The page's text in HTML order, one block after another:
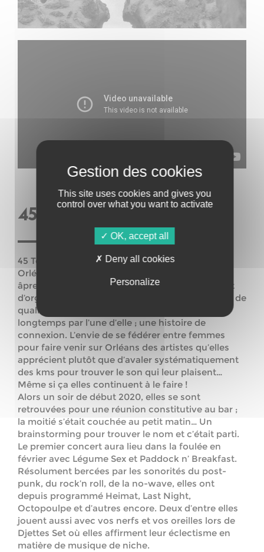
45 TOURS DE POITRINE
45 Tours de Poitrine est un collectif de Grrrlz sur
Orléans. Sans prétentions et dans un esprit DIY
âprement revendiqué, l’objectif de ces 4 filles est
d’organiser des évènements à caractère musical de
qualité et festif ! Une histoire mûrie depuis
longtemps par l’une d’elle ; une histoire de
connexion. L’envie de se fédérer entre femmes
pour faire venir sur Orléans des artistes qu’elles
apprécient plutôt que d’avaler systématiquement
des kms pour trouver le son qui leur plaisent…
Même si ça elles continuent à le faire !
Alors un soir de début 2020, elles se sont
retrouvées pour une réunion constitutive au bar ;
la moitié s’était couchée au petit matin… Un
brainstorming pour trouver le nom et c’était parti.
Le premier concert aura lieu dans la foulée en
février avec Légume Sex et Paddock n’ Breakfast.
Résolument bercées par les sonorités du post-
punk, du rock’n roll, de la no-wave, elles ont
depuis programmé Heimat, Last Night,
Octopoulpe et d’autres encore. Deux d’entre elles
jouent aussi avec vos nerfs et vos oreilles lors de
Djettes Set où elles affirment leur éclectisme en
matière de musique de niche.
This site uses cookies and gives you
control over what you want to activate
OK, accept all
Deny all cookies
Personalize